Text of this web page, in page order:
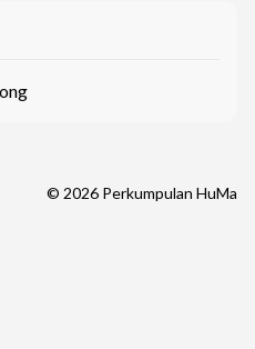
© 2026 Perkumpulan HuMa